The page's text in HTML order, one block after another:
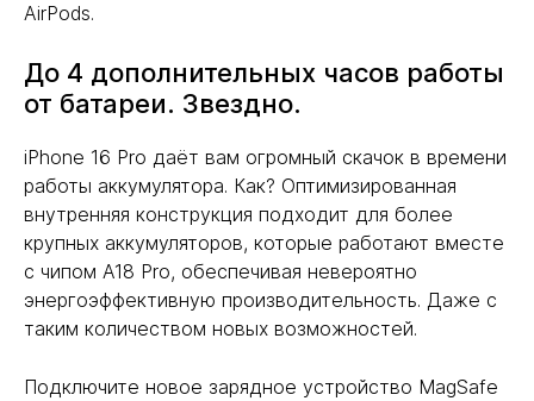
AirPods.
До 4 дополнительных часов работы
от батареи. Звездно.
iPhone 16 Pro даёт вам огромный скачок в времени
работы аккумулятора. Как? Оптимизированная
внутренняя конструкция подходит для более
крупных аккумуляторов, которые работают вместе
с чипом A18 Pro, обеспечивая невероятно
энергоэффективную производительность. Даже с
таким количеством новых возможностей.
Подключите новое зарядное устройство MagSafe